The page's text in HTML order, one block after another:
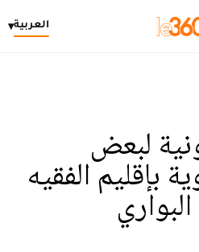
العربية▾
لبعض
بإقليم الفقيه